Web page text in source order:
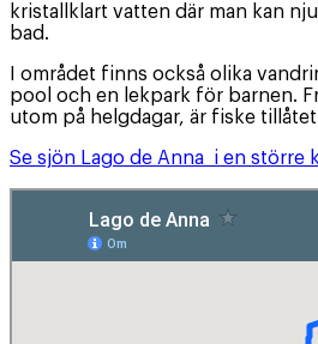
kristallklart vatten där man kan
bad.
I området finns också olika
pool och en lekpark för barnen.
utom på helgdagar, är fiske
Se sjön Lago de Anna i en större